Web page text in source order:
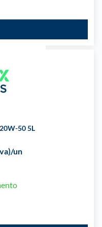
50 5L
/un